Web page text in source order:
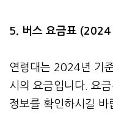
5. 버스 요금표 (2024
연령대는 2024년 기
시의 요금입니다. 요
정보를 확인하시길 바